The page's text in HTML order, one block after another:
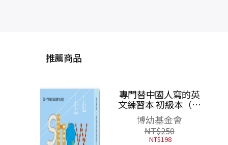
推薦商品
專門替中國人寫的英
文練習本 初級本（上
冊）
博幼基金會
NT$250
NT$198